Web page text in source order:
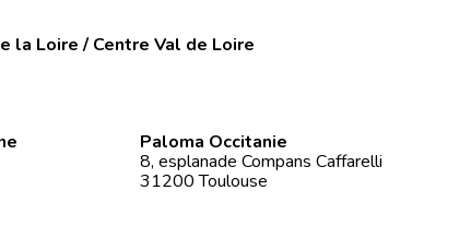
la Loire / Centre Val de Loire
Paloma Occitanie
8, esplanade Compans Caffarelli
31200 Toulouse